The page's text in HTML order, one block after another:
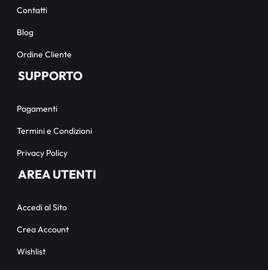
Contatti
Blog
Ordine Cliente
SUPPORTO
Pagamenti
Termini e Condizioni
Privacy Policy
AREA UTENTI
Accedi al Sito
Crea Account
Wishlist